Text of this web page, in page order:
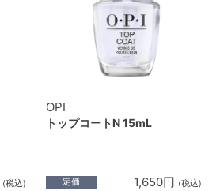
(税込)
OPI
トップコートN 15mL
定価 1,650円 (税込)